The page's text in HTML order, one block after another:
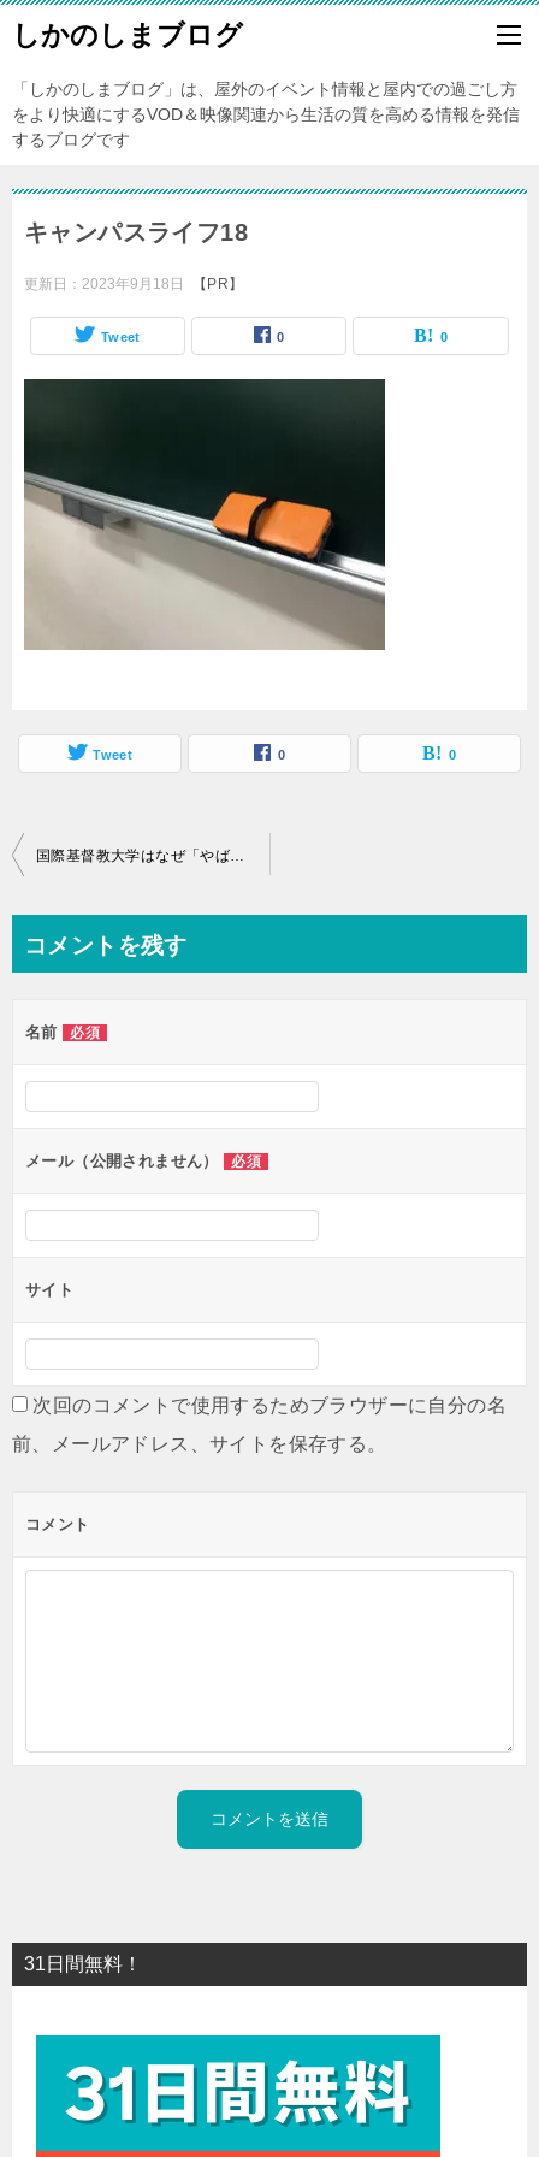
しかのしまブログ
「しかのしまブログ」は、屋外のイベント情報と屋内での過ごし方
をより快適にするVOD＆映像関連から生活の質を高める情報を発信
するブログです
キャンパスライフ18
更新日： 2023年9月18日 【PR】
Tweet 0 0
Tweet 0 0
投
ビ
ー
シ
ン
国際基督教大学はなぜ「やばい」と言われるのか？理由と評判から進学に向いてる人の特徴を考察
コメントを残す
名前 必須
メール（公開されません） 必須
サイト
次回のコメントで使用するためブラウザーに自分の名
前、メールアドレス、サイトを保存する。
コメント
31日間無料！